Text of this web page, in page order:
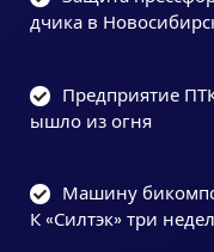
дчика в
Предприятие
ышло из огня
Машину
К «Силтэк» три